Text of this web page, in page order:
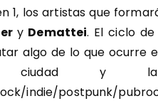
1, los artistas que
y Demattei. El ciclo
algo de lo que ocurre
y la
indie/postpunk/